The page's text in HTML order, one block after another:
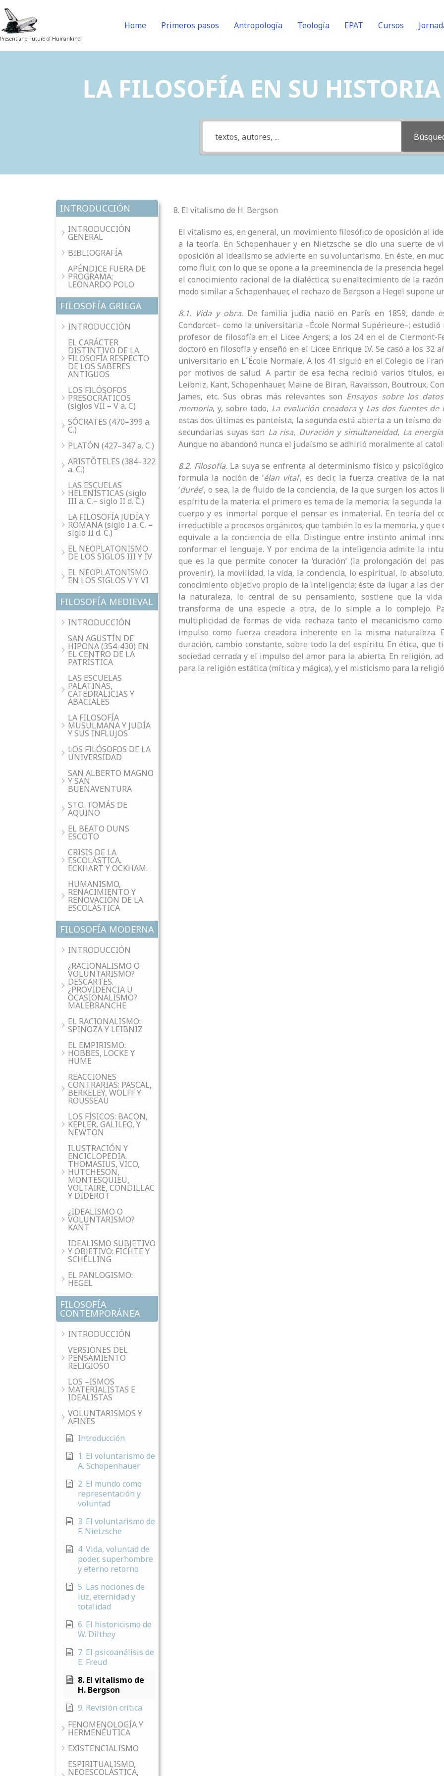
Skip
to
content
Present and Future of Humankind
Home Primeros pasos Antropología Teología EPAT Cursos
LA FILOSOFÍA EN SU HISTORIA
INTRODUCCIÓN
INTRODUCCIÓN
GENERAL
BIBLIOGRAFÍA
APÉNDICE FUERA DE
PROGRAMA:
LEONARDO POLO
FILOSOFÍA GRIEGA
INTRODUCCIÓN
EL CARÁCTER
DISTINTIVO DE LA
FILOSOFÍA RESPECTO
DE LOS SABERES
ANTIGUOS
LOS FILÓSOFOS
PRESOCRÁTICOS
(siglos VII – V a. C)
SÓCRATES (470–399 a.
C.)
PLATÓN (427–347 a. C.)
ARISTÓTELES (384–322
a. C.)
LAS ESCUELAS
HELENÍSTICAS (siglo
III a. C.– siglo II d. C.)
LA FILOSOFÍA JUDÍA Y
ROMANA (siglo I a. C. –
siglo II d. C.)
EL NEOPLATONISMO
DE LOS SIGLOS III Y IV
EL NEOPLATONISMO
EN LOS SIGLOS V Y VI
FILOSOFÍA MEDIEVAL
INTRODUCCIÓN
SAN AGUSTÍN DE
HIPONA (354-430) EN
EL CENTRO DE LA
PATRÍSTICA
LAS ESCUELAS
PALATINAS,
CATEDRALICIAS Y
ABACIALES
LA FILOSOFÍA
MUSULMANA Y JUDÍA
Y SUS INFLUJOS
LOS FILÓSOFOS DE LA
UNIVERSIDAD
SAN ALBERTO MAGNO
Y SAN
BUENAVENTURA
STO. TOMÁS DE
AQUINO
EL BEATO DUNS
ESCOTO
CRISIS DE LA
ESCOLÁSTICA.
ECKHART Y OCKHAM.
HUMANISMO,
RENACIMIENTO Y
RENOVACIÓN DE LA
ESCOLÁSTICA
FILOSOFÍA MODERNA
INTRODUCCIÓN
¿RACIONALISMO O
VOLUNTARISMO?
DESCARTES.
¿PROVIDENCIA U
OCASIONALISMO?
MALEBRANCHE
EL RACIONALISMO:
SPINOZA Y LEIBNIZ
EL EMPIRISMO:
HOBBES, LOCKE Y
HUME
REACCIONES
CONTRARIAS: PASCAL,
BERKELEY, WOLFF Y
ROUSSEAU
LOS FÍSICOS: BACON,
KEPLER, GALILEO, Y
NEWTON
ILUSTRACIÓN Y
ENCICLOPEDIA.
THOMASIUS, VICO,
HUTCHESON,
MONTESQUIEU,
VOLTAIRE, CONDILLAC
Y DIDEROT
¿IDEALISMO O
VOLUNTARISMO?
KANT
IDEALISMO SUBJETIVO
Y OBJETIVO: FICHTE Y
SCHELLING
EL PANLOGISMO:
HEGEL
FILOSOFÍA
CONTEMPORÁNEA
INTRODUCCIÓN
VERSIONES DEL
PENSAMIENTO
RELIGIOSO
LOS –ISMOS
MATERIALISTAS E
IDEALISTAS
VOLUNTARISMOS Y
AFINES
Introducción
1. El voluntarismo de
A. Schopenhauer
2. El mundo como
representación y
voluntad
3. El voluntarismo de
F. Nietzsche
4. Vida, voluntad de
poder, superhombre
y eterno retorno
5. Las nociones de
luz, eternidad y
totalidad
6. El historicismo de
W. Dilthey
7. El psicoanálisis de
E. Freud
8. El vitalismo de
H. Bergson
9. Revisión crítica
FENOMENOLOGÍA Y
HERMENÉUTICA
EXISTENCIALISMO
ESPIRITUALISMO,
NEOESCOLÁSTICA,
8. El vitalismo de H. Bergson
El vitalismo es, en general, un movimiento filosófico de oposición al
a la teoría. En Schopenhauer y en Nietzsche se dio una suerte de
oposición al idealismo se advierte en su voluntarismo. En éste, en
como fluir, con lo que se opone a la preeminencia de la presencia
el conocimiento racional de la dialéctica; su enaltecimiento de la
modo similar a Schopenhauer, el rechazo de Bergson a Hegel supone
8.1. Vida y obra. De familia judía nació en París en 1859, donde
Condorcet– como la universitaria –École Normal Supérieure–;
profesor de filosofía en el Licee Angers; a los 24 en el de Clermont-
doctoró en filosofía y enseñó en el Licee Enrique IV. Se casó a los 32
universitario en L´École Normale. A los 41 siguió en el Colegio de
por motivos de salud. A partir de esa fecha recibió varios títulos,
Leibniz, Kant, Schopenhauer, Maine de Biran, Ravaisson, Boutroux,
James, etc. Sus obras más relevantes son Ensayos sobre los
memoria, y, sobre todo, La evolución creadoray Las dos fuentes
estas dos últimas es panteísta, la segunda está abierta a un teísmo
secundarias suyas son La risa, Duración y simultaneidad, La
Aunque no abandonó nunca el judaísmo se adhirió moralmente al
8.2. Filosofía.La suya se enfrenta al determinismo físico y
formula la noción de ‘élan vital’, es decir, la fuerza creativa de la
‘durée’, o sea, la de fluido de la conciencia, de la que surgen los
espíritu de la materia: el primero es tema de la memoria; la segunda
cuerpo y es inmortal porque el pensar es inmaterial. En teoría del
irreductible a procesos orgánicos; que también lo es la memoria, y
equivale a la conciencia de ella. Distingue entre instinto animal
conformar el lenguaje. Y por encima de la inteligencia admite la
que es la que permite conocer la ‘duración’ (la prolongación del
provenir), la movilidad, la vida, la conciencia, lo espiritual, lo
conocimiento objetivo propio de la inteligencia; éste da lugar a las
la naturaleza, lo central de su pensamiento, sostiene que la
transforma de una especie a otra, de lo simple a lo complejo.
multiplicidad de formas de vida rechaza tanto el mecanicismo
impulso como fuerza creadora inherente en la misma naturaleza.
duración, cambio constante, sobre todo la del espíritu. En ética, que
sociedad cerrada y el impulso del amor para la abierta. En religión,
para la religión estática (mítica y mágica), y el misticismo para la